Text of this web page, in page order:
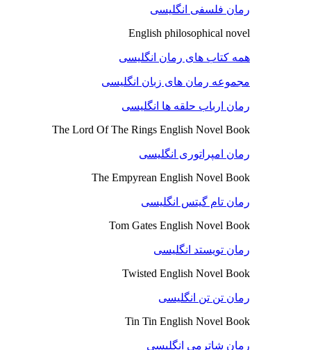
رمان فلسفی انگلیسی
English philosophical novel
همه کتاب های رمان انگلیسی
مجموعه رمان های زبان انگلیسی
رمان ارباب حلقه ها انگلیسی
The Lord Of The Rings English Novel Book
رمان امپراتوری انگلیسی
The Empyrean English Novel Book
رمان تام گیتس انگلیسی
Tom Gates English Novel Book
رمان تویستد انگلیسی
Twisted English Novel Book
رمان تن تن انگلیسی
Tin Tin English Novel Book
رمان شاترمی انگلیسی